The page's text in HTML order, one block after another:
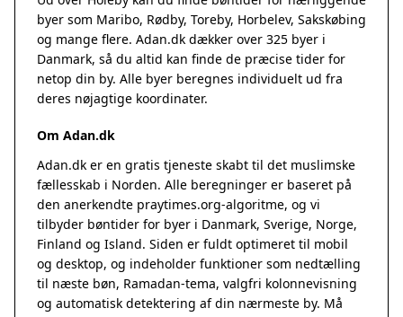
byer som Maribo, Rødby, Toreby, Horbelev, Sakskøbing
og mange flere. Adan.dk dækker over 325 byer i
Danmark, så du altid kan finde de præcise tider for
netop din by. Alle byer beregnes individuelt ud fra
deres nøjagtige koordinater.
Om Adan.dk
Adan.dk er en gratis tjeneste skabt til det muslimske
fællesskab i Norden. Alle beregninger er baseret på
den anerkendte praytimes.org-algoritme, og vi
tilbyder bøntider for byer i Danmark, Sverige, Norge,
Finland og Island. Siden er fuldt optimeret til mobil
og desktop, og indeholder funktioner som nedtælling
til næste bøn, Ramadan-tema, valgfri kolonnevisning
og automatisk detektering af din nærmeste by. Må